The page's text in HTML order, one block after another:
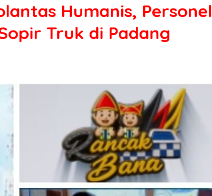
Humanis, Personel
Truk di Padang